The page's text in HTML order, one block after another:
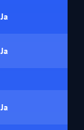
Ja
Ja
Ja